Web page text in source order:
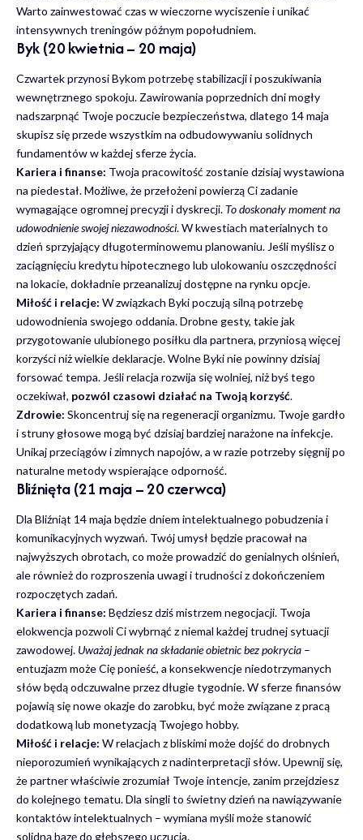
Warto zainwestować czas w wieczorne wyciszenie i unikać
intensywnych treningów późnym popołudniem.
Byk (20 kwietnia – 20 maja)
Czwartek przynosi Bykom potrzebę stabilizacji i poszukiwania
wewnętrznego spokoju. Zawirowania poprzednich dni mogły
nadszarpnąć Twoje poczucie bezpieczeństwa, dlatego 14 maja
skupisz się przede wszystkim na odbudowywaniu solidnych
fundamentów w każdej sferze życia.
Kariera i finanse: Twoja pracowitość zostanie dzisiaj wystawiona
na piedestał. Możliwe, że przełożeni powierzą Ci zadanie
wymagające ogromnej precyzji i dyskrecji. To doskonały moment na
udowodnienie swojej niezawodności. W kwestiach materialnych to
dzień sprzyjający długoterminowemu planowaniu. Jeśli myślisz o
zaciągnięciu kredytu hipotecznego lub ulokowaniu oszczędności
na lokacie, dokładnie przeanalizuj dostępne na rynku opcje.
Miłość i relacje: W związkach Byki poczują silną potrzebę
udowodnienia swojego oddania. Drobne gesty, takie jak
przygotowanie ulubionego posiłku dla partnera, przyniosą więcej
korzyści niż wielkie deklaracje. Wolne Byki nie powinny dzisiaj
forsować tempa. Jeśli relacja rozwija się wolniej, niż byś tego
oczekiwał, pozwól czasowi działać na Twoją korzyść.
Zdrowie: Skoncentruj się na regeneracji organizmu. Twoje gardło
i struny głosowe mogą być dzisiaj bardziej narażone na infekcje.
Unikaj przeciągów i zimnych napojów, a w razie potrzeby sięgnij po
naturalne metody wspierające odporność.
Bliźnięta (21 maja – 20 czerwca)
Dla Bliźniąt 14 maja będzie dniem intelektualnego pobudzenia i
komunikacyjnych wyzwań. Twój umysł będzie pracował na
najwyższych obrotach, co może prowadzić do genialnych olśnień,
ale również do rozproszenia uwagi i trudności z dokończeniem
rozpoczętych zadań.
Kariera i finanse: Będziesz dziś mistrzem negocjacji. Twoja
elokwencja pozwoli Ci wybrnąć z niemal każdej trudnej sytuacji
zawodowej. Uważaj jednak na składanie obietnic bez pokrycia –
entuzjazm może Cię ponieść, a konsekwencje niedotrzymanych
słów będą odczuwalne przez długie tygodnie. W sferze finansów
pojawią się nowe okazje do zarobku, być może związane z pracą
dodatkową lub monetyzacją Twojego hobby.
Miłość i relacje: W relacjach z bliskimi może dojść do drobnych
nieporozumień wynikających z nadinterpretacji słów. Upewnij się,
że partner właściwie zrozumiał Twoje intencje, zanim przejdziesz
do kolejnego tematu. Dla singli to świetny dzień na nawiązywanie
kontaktów intelektualnych – wymiana myśli może stanowić
solidną bazę do głębszego uczucia.